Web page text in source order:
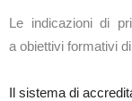
Le indicazioni di
a obiettivi formativi
Il sistema di